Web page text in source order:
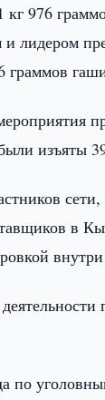
976
и лидером
граммов
изъяты
в
по